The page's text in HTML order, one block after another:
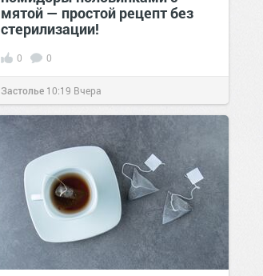
мятой — простой рецепт без
стерилизации!
0 0
Застолье 10:19 Вчера